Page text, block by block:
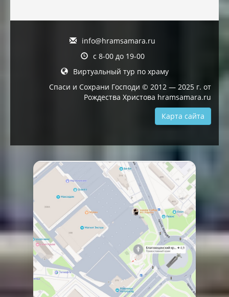
info@hramsamara.ru
с 8-00 до 19-00
Виртуальный тур по храму
Спаси и Сохрани Господи © 2012 — 2025 г. от
Рождества Христова hramsamara.ru
Карта сайта